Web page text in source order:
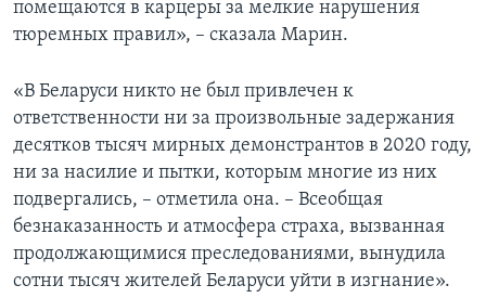
помещаются в карцеры за мелкие нарушения
тюремных правил», – сказала Марин.
«В Беларуси никто не был привлечен к
ответственности ни за произвольные задержания
десятков тысяч мирных демонстрантов в 2020 году,
ни за насилие и пытки, которым многие из них
подвергались, – отметила она. – Всеобщая
безнаказанность и атмосфера страха, вызванная
продолжающимися преследованиями, вынудила
сотни тысяч жителей Беларуси уйти в изгнание».